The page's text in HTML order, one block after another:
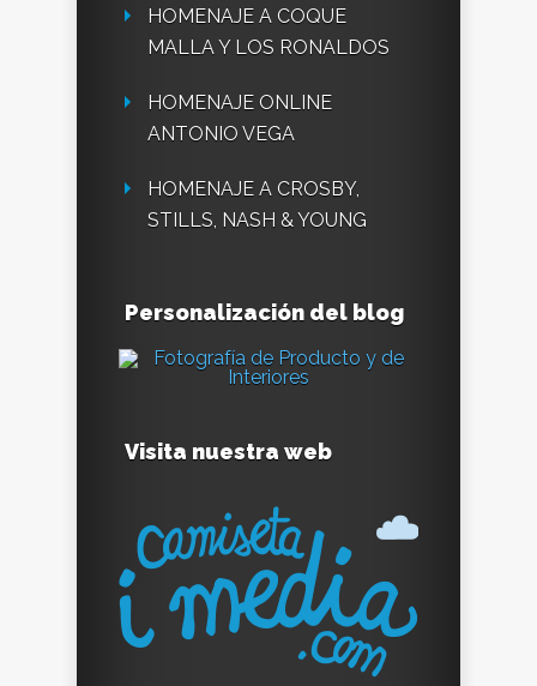
HOMENAJE A COQUE
MALLA Y LOS RONALDOS
HOMENAJE ONLINE
ANTONIO VEGA
HOMENAJE A CROSBY,
STILLS, NASH & YOUNG
Personalización del blog
Visita nuestra web